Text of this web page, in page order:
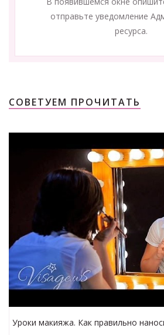
отправьте уведомление
ресурса.
СОВЕТУЕМ ПРОЧИТАТЬ
Уроки макияжа. Как правильно